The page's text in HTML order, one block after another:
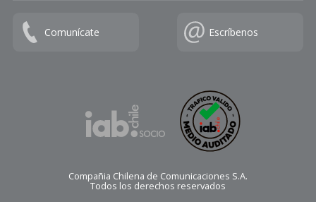
Comunícate Escríbenos
Compañia Chilena de Comunicaciones S.A.
Todos los derechos reservados